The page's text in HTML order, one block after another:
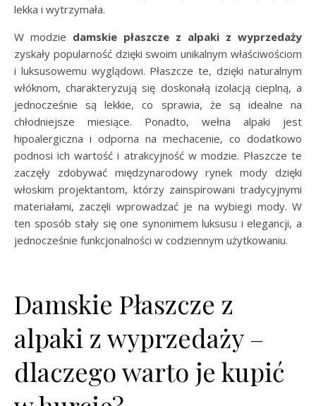
lekka i wytrzymała.
W modzie damskie płaszcze z alpaki z wyprzedaży
zyskały popularność dzięki swoim unikalnym właściwościom
i luksusowemu wyglądowi. Płaszcze te, dzięki naturalnym
włóknom, charakteryzują się doskonałą izolacją cieplną, a
jednocześnie są lekkie, co sprawia, że są idealne na
chłodniejsze miesiące. Ponadto, wełna alpaki jest
hipoalergiczna i odporna na mechacenie, co dodatkowo
podnosi ich wartość i atrakcyjność w modzie. Płaszcze te
zaczęły zdobywać międzynarodowy rynek mody dzięki
włoskim projektantom, którzy zainspirowani tradycyjnymi
materiałami, zaczęli wprowadzać je na wybiegi mody. W
ten sposób stały się one synonimem luksusu i elegancji, a
jednocześnie funkcjonalności w codziennym użytkowaniu.
Damskie Płaszcze z
alpaki z wyprzedaży –
dlaczego warto je kupić